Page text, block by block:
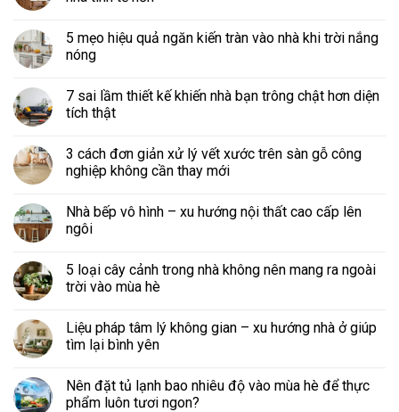
5 mẹo hiệu quả ngăn kiến tràn vào nhà khi trời nắng
nóng
7 sai lầm thiết kế khiến nhà bạn trông chật hơn diện
tích thật
3 cách đơn giản xử lý vết xước trên sàn gỗ công
nghiệp không cần thay mới
Nhà bếp vô hình – xu hướng nội thất cao cấp lên
ngôi
5 loại cây cảnh trong nhà không nên mang ra ngoài
trời vào mùa hè
Liệu pháp tâm lý không gian – xu hướng nhà ở giúp
tìm lại bình yên
Nên đặt tủ lạnh bao nhiêu độ vào mùa hè để thực
phẩm luôn tươi ngon?